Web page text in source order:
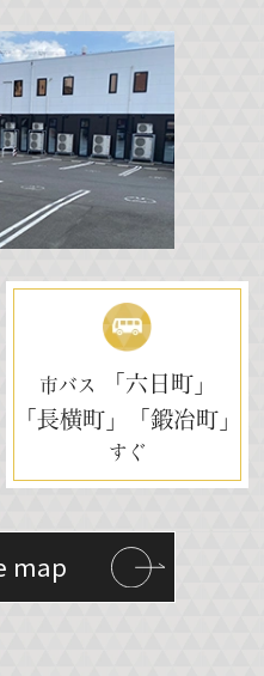
map
市バス
「六日町」
「長横町」「鍛冶町」
すぐ